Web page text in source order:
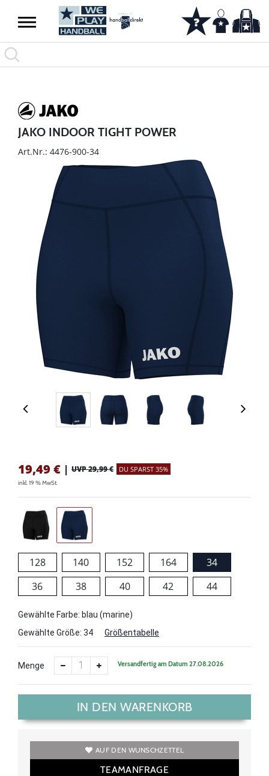
JAKO INDOOR TIGHT POWER
Art.Nr.: 4476-900-34
19,49 € | UVP 29,99 € DU SPARST 35%
inkl. 19 % MwSt.
128 140 152 164
34
36
38 40 42 44
Gewählte Farbe: blau (marine)
Gewählte Größe: 34 Größentabelle
Menge Versandfertig am Datum 27.08.2026
IN DEN WARENKORB
AUF DEN WUNSCHZETTEL
TEAMANFRAGE